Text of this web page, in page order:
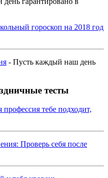
гороскоп на 2018 год
- Пусть каждый наш день
тесты
тебе подходит,
Проверь себя после